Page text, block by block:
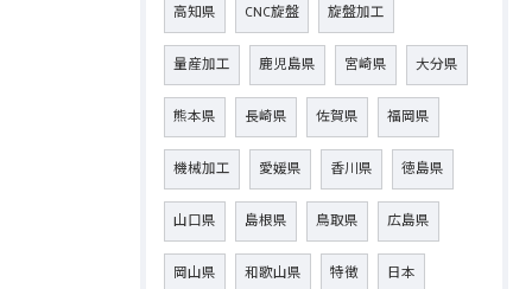
高知県 CNC旋盤 旋盤加工
量産加工 鹿児島県 宮崎県 大分県
熊本県 長崎県 佐賀県 福岡県
機械加工 愛媛県 香川県 徳島県
山口県 島根県 鳥取県 広島県
岡山県 和歌山県 特徴 日本